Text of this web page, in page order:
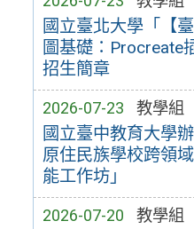
國立臺北大學「【
圖基礎：Procreate
招生簡章
2026-07-23 教學組
國立臺中教育大學
原住民族學校跨領
能工作坊」
2026-07-20 教學組